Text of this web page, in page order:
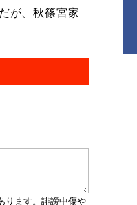
が、秋篠宮家